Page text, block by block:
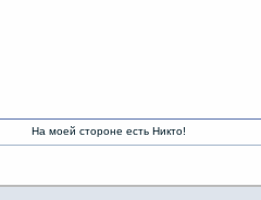
стороне есть Никто!